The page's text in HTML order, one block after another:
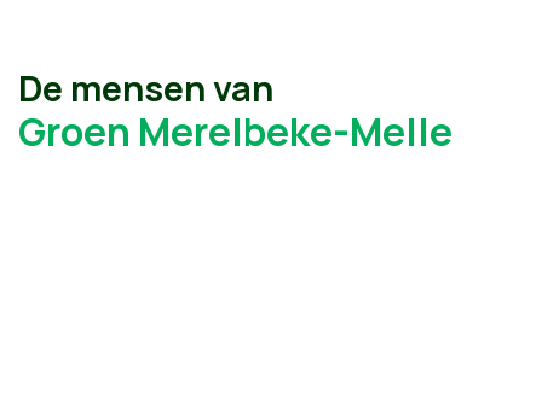
De mensen van
Groen Merelbeke-Melle